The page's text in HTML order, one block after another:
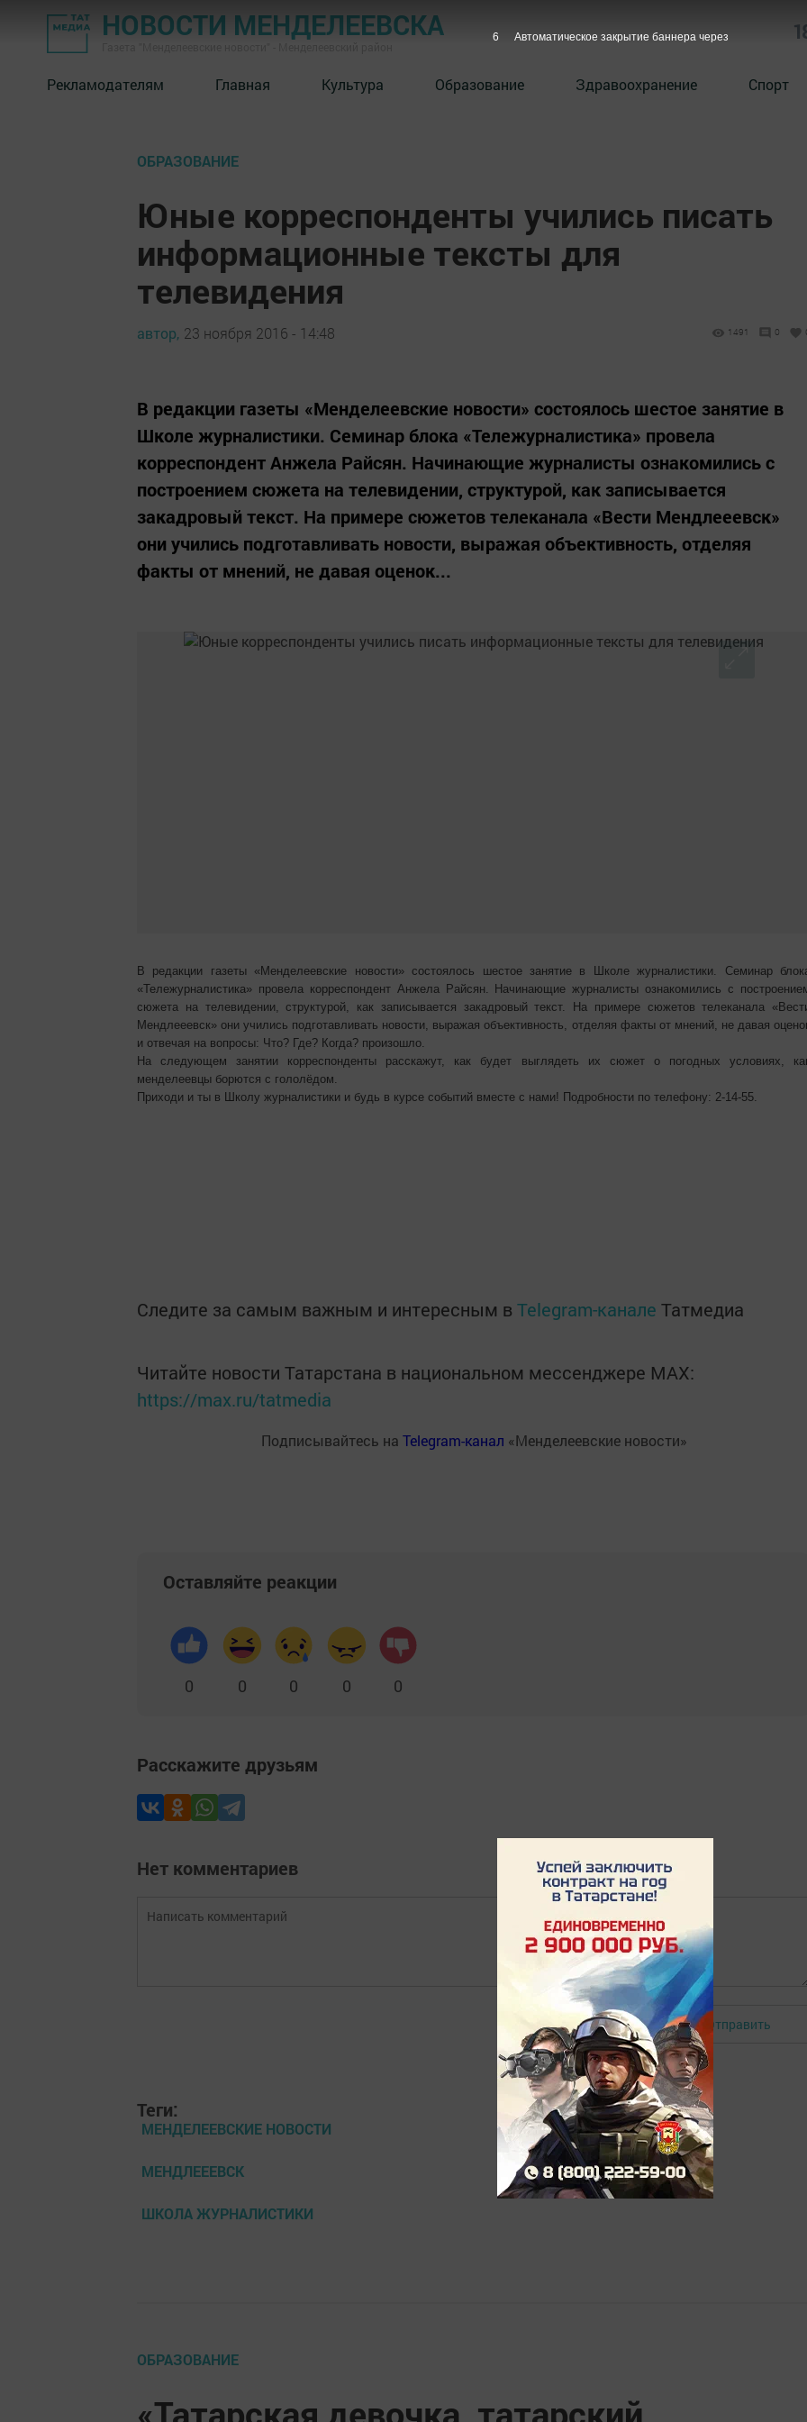
НОВОСТИ МЕНДЕЛЕЕВСКА
Рекламодателям Главная Культура Образование Здравоохранение Спорт
ОБРАЗОВАНИЕ
Юные корреспонденты учились писать
информационные тексты для
телевидения
автор, 23 ноября 2016 - 14:48 1491 0
В редакции газеты «Менделеевские новости» состоялось шестое занятие в
Школе журналистики. Семинар блока «Тележурналистика» провела
корреспондент Анжела Райсян. Начинающие журналисты ознакомились с
построением сюжета на телевидении, структурой, как записывается
закадровый текст. На примере сюжетов телеканала «Вести Мендлееевск»
они учились подготавливать новости, выражая объективность, отделяя
факты от мнений, не давая оценок...
В редакции газеты «Менделеевские новости» состоялось шестое занятие в Школе журналистики. Семинар
«Тележурналистика» провела корреспондент Анжела Райсян. Начинающие журналисты ознакомились с
сюжета на телевидении, структурой, как записывается закадровый текст. На примере сюжетов телеканала
Мендлееевск» они учились подготавливать новости, выражая объективность, отделяя факты от мнений, не давая
и отвечая на вопросы: Что? Где? Когда? произошло.
На следующем занятии корреспонденты расскажут, как будет выглядеть их сюжет о погодных условиях,
менделеевцы борются с гололёдом.
Приходи и ты в Школу журналистики и будь в курсе событий вместе с нами! Подробности по телефону: 2-14-55.
Следите за самым важным и интересным в Telegram-канале Татмедиа
Читайте новости Татарстана в национальном мессенджере MАХ:
https://max.ru/tatmedia
Подписывайтесь на Telegram-канал «Менделеевские новости»
Оставляйте реакции
0 0 0 0 0
Расскажите друзьям
Нет комментариев
Авторизоваться Отправить
Теги:
МЕНДЕЛЕЕВСКИЕ НОВОСТИ
МЕНДЛЕЕЕВСК
ШКОЛА ЖУРНАЛИСТИКИ
ОБРАЗОВАНИЕ
«Татарская девочка, татарский
6 Автоматическое закрытие баннера через